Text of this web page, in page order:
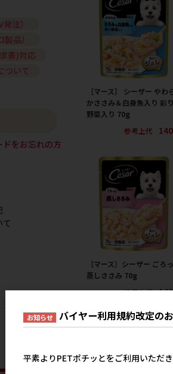
［マース］ シーザー やわ
かささみ＆白身魚入り 彩り
野菜入り 70g
参考上代
［マース］シーザー ごろ
蒸しささみ 70g
参考上代
注）
品）
書)対応
ついて
ドをお忘れの方
お知らせ バイヤー利用規約改定の
平素よりPETポチッとをご利用いただ